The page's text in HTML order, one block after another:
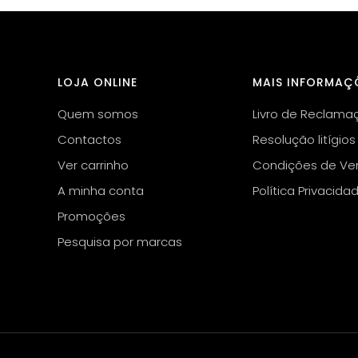
LOJA ONLINE
Quem somos
Contactos
Ver carrinho
A minha conta
Promoções
Pesquisa por marcas
MAIS
Livro de
Resolução litígios
Condições de
Política